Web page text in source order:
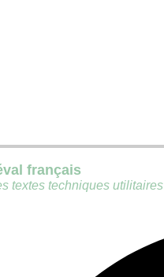
français
textes techniques utilitaires